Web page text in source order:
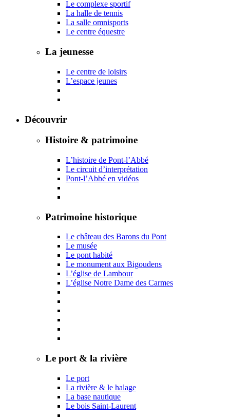
Le complexe sportif
La halle de tennis
La salle omnisports
Le centre équestre
La jeunesse
Le centre de loisirs
L’espace jeunes
Découvrir
Histoire & patrimoine
L’histoire de Pont-l’Abbé
Le circuit d’interprétation
Pont-l’Abbé en vidéos
Patrimoine historique
Le château des Barons du Pont
Le musée
Le pont habité
Le monument aux Bigoudens
L’église de Lambour
L’église Notre Dame des Carmes
Le port & la rivière
Le port
La rivière & le halage
La base nautique
Le bois Saint-Laurent